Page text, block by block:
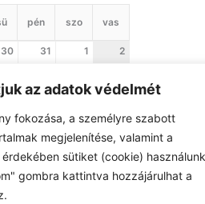
az adatok védelmét
fokozása, a személyre szabott
megjelenítése, valamint a
sütiket (cookie)
gombra kattintva hozzájárulhat a
pén szo vas
30 31 1 2
6 7 8 9
13
20 21 22 23